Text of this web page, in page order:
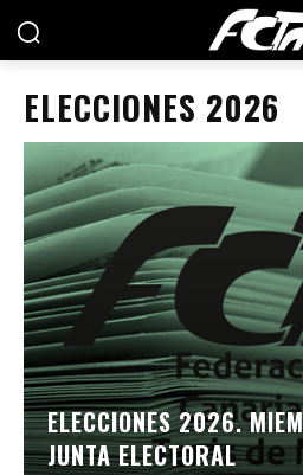
ELECCIONES 2026
ELECCIONES 2026.
JUNTA ELECTORAL